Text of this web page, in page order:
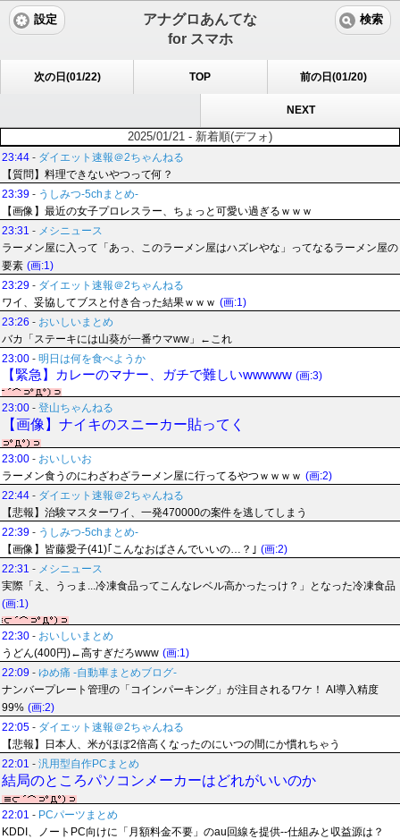
アナグロあんてな
for スマホ
設定 検索
次の日(01/22) TOP 前の日(01/20)
NEXT
2025/01/21 - 新着順(デフォ)
23:44 - ダイエット速報＠2ちゃんねる
【質問】料理できないやつって何？
23:39 - うしみつ-5chまとめ-
【画像】最近の女子プロレスラー、ちょっと可愛い過ぎるｗｗｗ
23:31 - メシニュース
ラーメン屋に入って「あっ、このラーメン屋はハズレやな」ってなるラーメン屋の
要素 (画:1)
23:29 - ダイエット速報＠2ちゃんねる
ワイ、妥協してブスと付き合った結果ｗｗｗ (画:1)
23:26 - おいしいまとめ
バカ「ステーキには山葵が一番ウマww」←これ
23:00 - 明日は何を食べようか
【緊急】カレーのマナー、ガチで難しいwwwww (画:3)
23:00 - 登山ちゃんねる
【画像】ナイキのスニーカー貼ってく
23:00 - おいしいお
ラーメン食うのにわざわざラーメン屋に行ってるやつｗｗｗｗ (画:2)
22:44 - ダイエット速報＠2ちゃんねる
【悲報】治験マスターワイ、一発470000の案件を逃してしまう
22:39 - うしみつ-5chまとめ-
【画像】皆藤愛子(41)｢こんなおばさんでいいの…？｣ (画:2)
22:31 - メシニュース
実際「え、うっま...冷凍食品ってこんなレベル高かったっけ？」となった冷凍食品
(画:1)
22:30 - おいしいまとめ
うどん(400円)←高すぎだろwww (画:1)
22:09 - ゆめ痛 -自動車まとめブログ-
ナンバープレート管理の「コインパーキング」が注目されるワケ！ AI導入精度
99% (画:2)
22:05 - ダイエット速報＠2ちゃんねる
【悲報】日本人、米がほぼ2倍高くなったのにいつの間にか慣れちゃう
22:01 - 汎用型自作PCまとめ
結局のところパソコンメーカーはどれがいいのか
22:01 - PCパーツまとめ
KDDI、ノートPC向けに「月額料金不要」のau回線を提供--仕組みと収益源は？